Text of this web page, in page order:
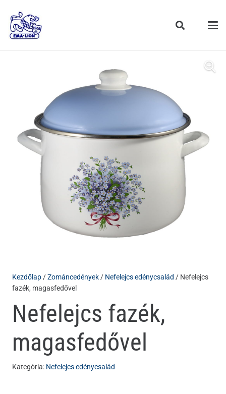
Kezdőlap/Zománcedények/ Nefelejcs edénycsalád / Nefelejcs
fazék, magasfedővel
Nefelejcs fazék,
magasfedővel
Kategória: Nefelejcs edénycsalád